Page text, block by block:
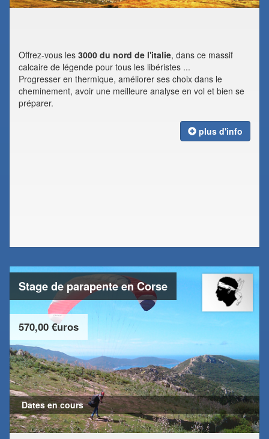
Offrez-vous les 3000 du nord de l'italie, dans ce massif
calcaire de légende pour tous les libéristes ...
Progresser en thermique, améliorer ses choix dans le
cheminement, avoir une meilleure analyse en vol et bien se
préparer.
plus d'info
Stage de parapente en Corse
570,00 €uros
Dates en cours